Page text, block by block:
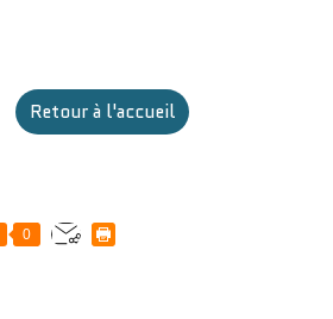
Retour à l'accueil
0